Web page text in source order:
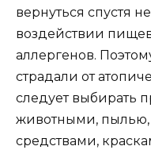
вернуться спустя
воздействии
аллергенов.
страдали от
следует выбирать
животными,
средствами,